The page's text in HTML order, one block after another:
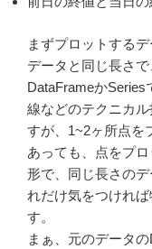
まずプロットする
データと同じ長さ
DataFrameか
線などのテクニカ
すが、1~2ヶ所点を
あっても、点をプ
形で、同じ長さの
れだけ気をつけれ
す。
まぁ、元のデータ